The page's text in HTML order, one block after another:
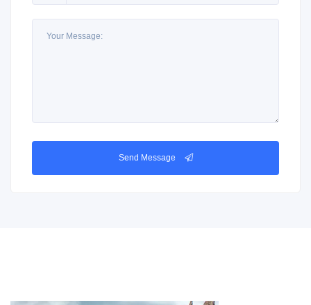
Send Message